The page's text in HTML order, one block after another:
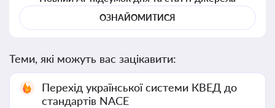
ОЗНАЙОМИТИСЯ
Теми, які можуть вас зацікавити:
Перехід української системи КВЕД до
стандартів NACE